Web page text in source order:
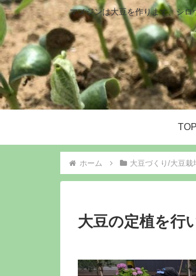
マメジンは大豆を作ります、シ
TOP
ホーム 大豆づくり/大豆栽
大豆の定植を行